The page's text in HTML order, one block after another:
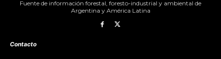
Fuente de información forestal, foresto-industrial y ambiental de
Argentina y América Latina
Contacto